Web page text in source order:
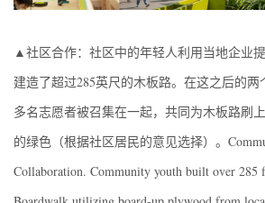
▲社区合作：社区中的年轻人利用当地企业
建造了超过285英尺的木板路。在这之后的两
多名志愿者被召集在一起，共同为木板路刷
的绿色（根据社区居民的意见选择）。
Collaboration. Community youth built over 285